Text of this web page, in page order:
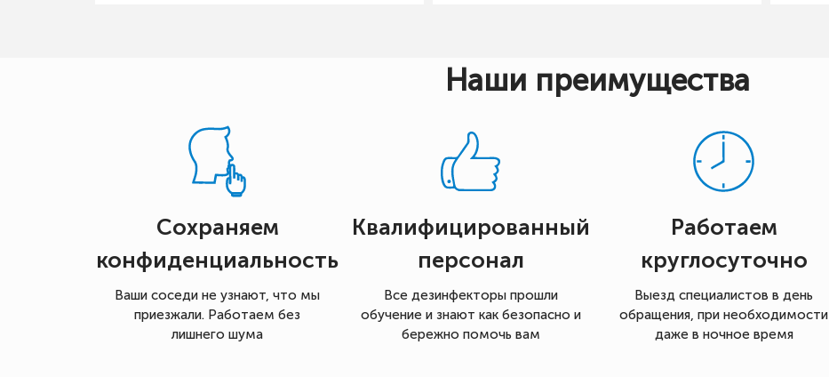
Наши преимущества
Сохраняем
конфиденциальность
Ваши соседи не узнают, что мы
приезжали. Работаем без
лишнего шума
Квалифицированный
персонал
Все дезинфекторы прошли
обучение и знают как безопасно и
бережно помочь вам
Работаем
круглосуточно
Выезд специалистов в день
обращения, при необходимости
даже в ночное время